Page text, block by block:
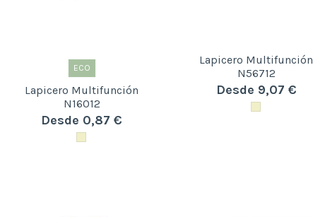
ECO
Lapicero Multifunción
N16012
Desde 0,87 €
Lapicero Multifunción
N56712
Desde 9,07 €